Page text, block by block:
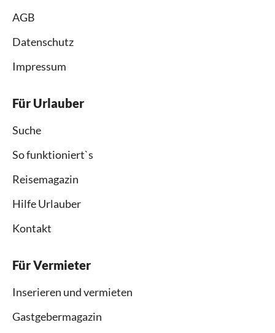
AGB
Datenschutz
Impressum
Für Urlauber
Suche
So funktioniert`s
Reisemagazin
Hilfe Urlauber
Kontakt
Für Vermieter
Inserieren und vermieten
Gastgebermagazin